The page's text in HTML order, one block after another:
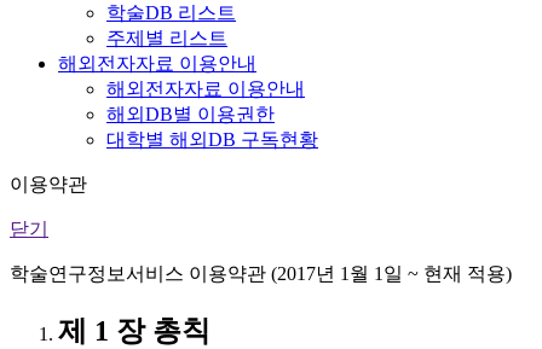
학술DB 리스트
주제별 리스트
해외전자자료 이용안내
해외전자자료 이용안내
해외DB별 이용권한
대학별 해외DB 구독현황
이용약관
닫기
학술연구정보서비스 이용약관 (2017년 1월 1일 ~ 현재 적용)
제 1 장 총칙